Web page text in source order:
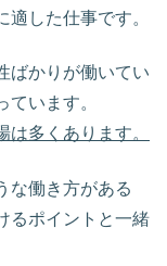
した仕事です。
ばかりが働いてい
います。
は多くあります。
な働き方がある
るポイントと一緒